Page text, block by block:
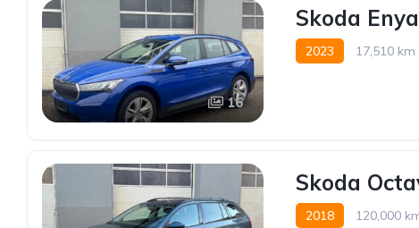
16
Skoda
2023 17,510 km
Skoda
2018 120,000